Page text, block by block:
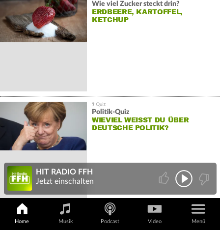
Wie viel Zucker steckt drin?
ERDBEERE, KARTOFFEL,
KETCHUP
Politik-Quiz
WIEVIEL WEISST DU ÜBER D
EUTSCHE POLITIK?
Home Musik Podcast Video Menü
HIT RADIO FFH
Jetzt einschalten